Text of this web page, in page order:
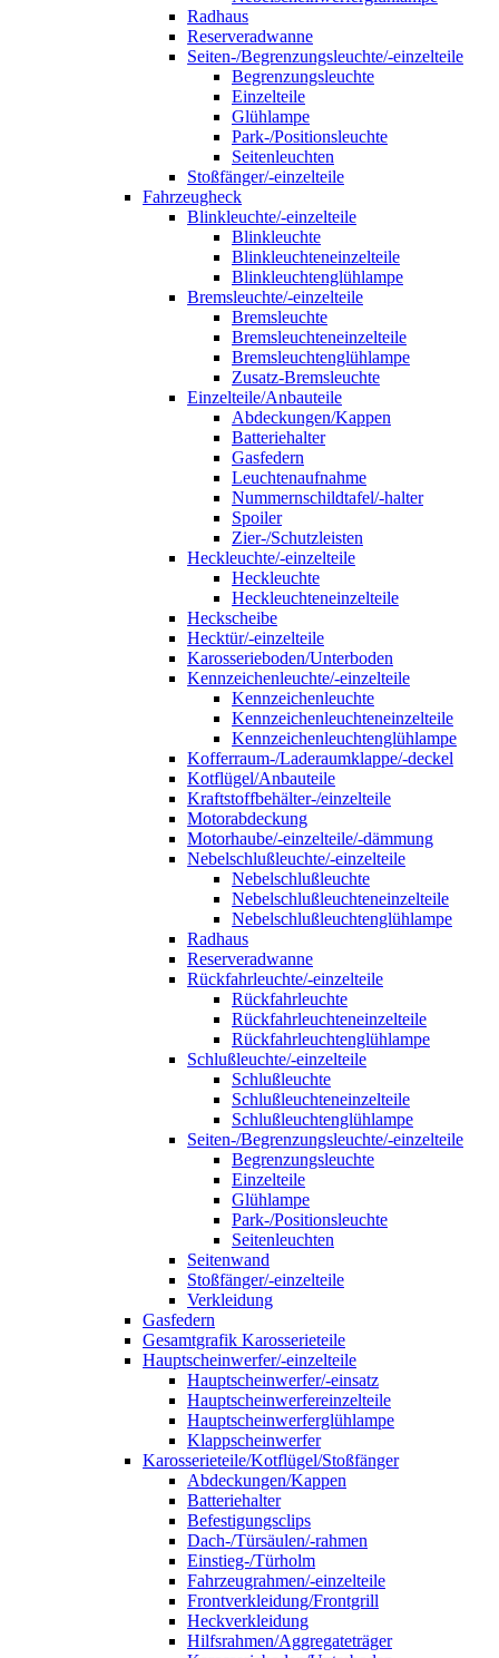
Radhaus
Reserveradwanne
Seiten-/Begrenzungsleuchte/-einzelteile
Begrenzungsleuchte
Einzelteile
Glühlampe
Park-/Positionsleuchte
Seitenleuchten
Stoßfänger/-einzelteile
Fahrzeugheck
Blinkleuchte/-einzelteile
Blinkleuchte
Blinkleuchteneinzelteile
Blinkleuchtenglühlampe
Bremsleuchte/-einzelteile
Bremsleuchte
Bremsleuchteneinzelteile
Bremsleuchtenglühlampe
Zusatz-Bremsleuchte
Einzelteile/Anbauteile
Abdeckungen/Kappen
Batteriehalter
Gasfedern
Leuchtenaufnahme
Nummernschildtafel/-halter
Spoiler
Zier-/Schutzleisten
Heckleuchte/-einzelteile
Heckleuchte
Heckleuchteneinzelteile
Heckscheibe
Hecktür/-einzelteile
Karosserieboden/Unterboden
Kennzeichenleuchte/-einzelteile
Kennzeichenleuchte
Kennzeichenleuchteneinzelteile
Kennzeichenleuchtenglühlampe
Kofferraum-/Laderaumklappe/-deckel
Kotflügel/Anbauteile
Kraftstoffbehälter-/einzelteile
Motorabdeckung
Motorhaube/-einzelteile/-dämmung
Nebelschlußleuchte/-einzelteile
Nebelschlußleuchte
Nebelschlußleuchteneinzelteile
Nebelschlußleuchtenglühlampe
Radhaus
Reserveradwanne
Rückfahrleuchte/-einzelteile
Rückfahrleuchte
Rückfahrleuchteneinzelteile
Rückfahrleuchtenglühlampe
Schlußleuchte/-einzelteile
Schlußleuchte
Schlußleuchteneinzelteile
Schlußleuchtenglühlampe
Seiten-/Begrenzungsleuchte/-einzelteile
Begrenzungsleuchte
Einzelteile
Glühlampe
Park-/Positionsleuchte
Seitenleuchten
Seitenwand
Stoßfänger/-einzelteile
Verkleidung
Gasfedern
Gesamtgrafik Karosserieteile
Hauptscheinwerfer/-einzelteile
Hauptscheinwerfer/-einsatz
Hauptscheinwerfereinzelteile
Hauptscheinwerferglühlampe
Klappscheinwerfer
Karosserieteile/Kotflügel/Stoßfänger
Abdeckungen/Kappen
Batteriehalter
Befestigungsclips
Dach-/Türsäulen/-rahmen
Einstieg-/Türholm
Fahrzeugrahmen/-einzelteile
Frontverkleidung/Frontgrill
Heckverkleidung
Hilfsrahmen/Aggregateträger